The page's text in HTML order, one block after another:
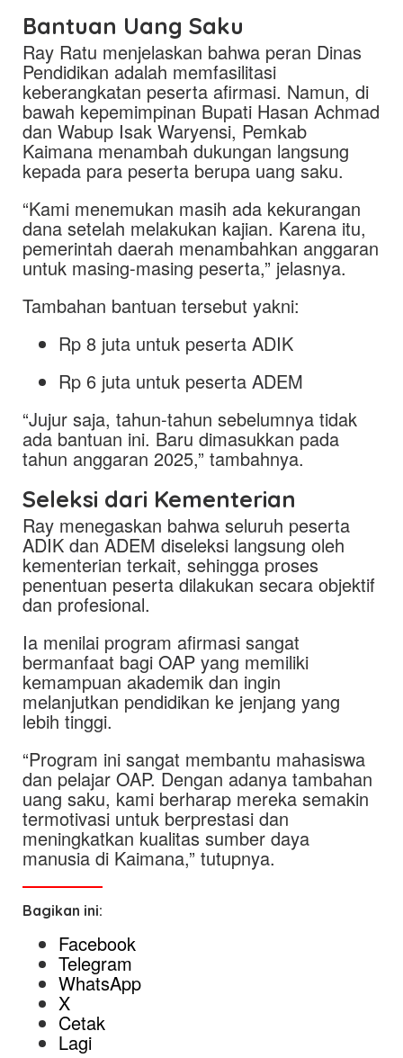
Bantuan Uang Saku
Ray Ratu menjelaskan bahwa peran Dinas
Pendidikan adalah memfasilitasi
keberangkatan peserta afirmasi. Namun, di
bawah kepemimpinan Bupati Hasan Achmad
dan Wabup Isak Waryensi, Pemkab
Kaimana menambah dukungan langsung
kepada para peserta berupa uang saku.
“Kami menemukan masih ada kekurangan
dana setelah melakukan kajian. Karena itu,
pemerintah daerah menambahkan anggaran
untuk masing-masing peserta,” jelasnya.
Tambahan bantuan tersebut yakni:
Rp 8 juta untuk peserta ADIK
Rp 6 juta untuk peserta ADEM
“Jujur saja, tahun-tahun sebelumnya tidak
ada bantuan ini. Baru dimasukkan pada
tahun anggaran 2025,” tambahnya.
Seleksi dari Kementerian
Ray menegaskan bahwa seluruh peserta
ADIK dan ADEM diseleksi langsung oleh
kementerian terkait, sehingga proses
penentuan peserta dilakukan secara objektif
dan profesional.
Ia menilai program afirmasi sangat
bermanfaat bagi OAP yang memiliki
kemampuan akademik dan ingin
melanjutkan pendidikan ke jenjang yang
lebih tinggi.
“Program ini sangat membantu mahasiswa
dan pelajar OAP. Dengan adanya tambahan
uang saku, kami berharap mereka semakin
termotivasi untuk berprestasi dan
meningkatkan kualitas sumber daya
manusia di Kaimana,” tutupnya.
Bagikan ini:
Facebook
Telegram
WhatsApp
X
Cetak
Lagi